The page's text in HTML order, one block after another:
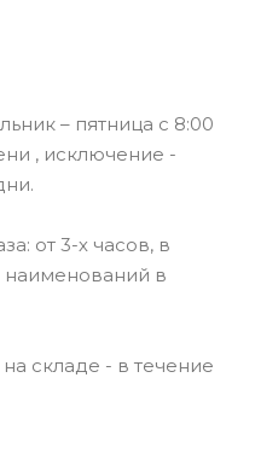
– пятница с 8:00
, исключение -
от 3-х часов, в
наименований в
складе - в течение